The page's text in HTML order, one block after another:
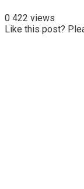
0 422 views
Like this post?